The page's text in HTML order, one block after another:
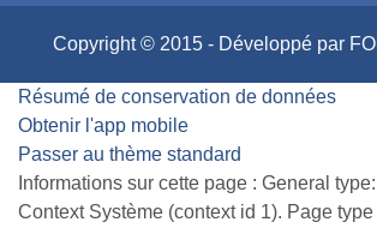
Copyright © 2015 - Développé par
Résumé de conservation de données
Obtenir l'app mobile
Passer au thème standard
Informations sur cette page : General
Context Système (context id 1). Page